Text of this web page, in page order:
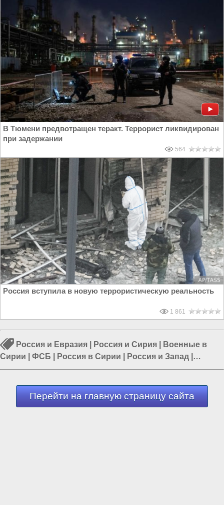
В Тюмени предвотращен теракт. Террорист ликвидирован
при задержании
564
Россия вступила в новую террористическую реальность
1 861
Россия и Евразия Россия и Сирия
Военные в
Сирии
ФСБ Россия в Сирии Россия и Запад
Политика в мире
Перейти на главную страницу сайта